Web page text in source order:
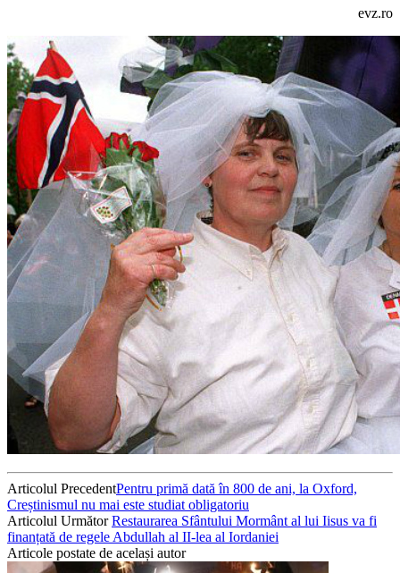
evz.ro
Articolul PrecedentPentru primă dată în 800 de ani, la Oxford,
Creștinismul nu mai este studiat obligatoriu
Articolul UrmătorRestaurarea Sfântului Mormânt al lui Iisus va fi
finanțată de regele Abdullah al II-lea al Iordaniei
Articole postate de același autor